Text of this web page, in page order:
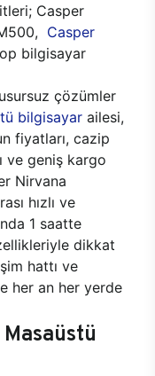
Casper
Casper
bilgisayar
çözümler
bilgisayar ailesi,
fiyatları, cazip
ve geniş kargo
Nirvana
hızlı ve
1 saatte
dikkat
hattı ve
her an her yerde